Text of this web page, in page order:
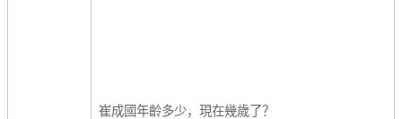
崔成國年齡多少，現在幾歲了？